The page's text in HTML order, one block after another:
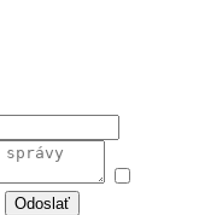
Odoslať